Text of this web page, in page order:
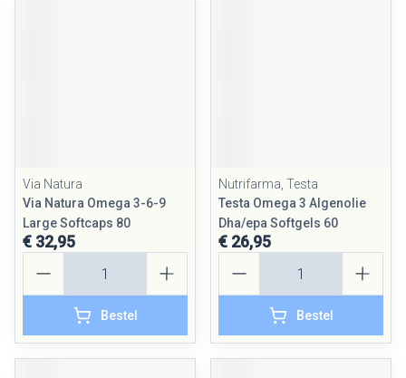
Via Natura
Via Natura Omega 3-6-9
Large Softcaps 80
€ 32,95
Bestel
Nutrifarma, Testa
Testa Omega 3 Algenolie
Dha/epa Softgels 60
€ 26,95
Bestel